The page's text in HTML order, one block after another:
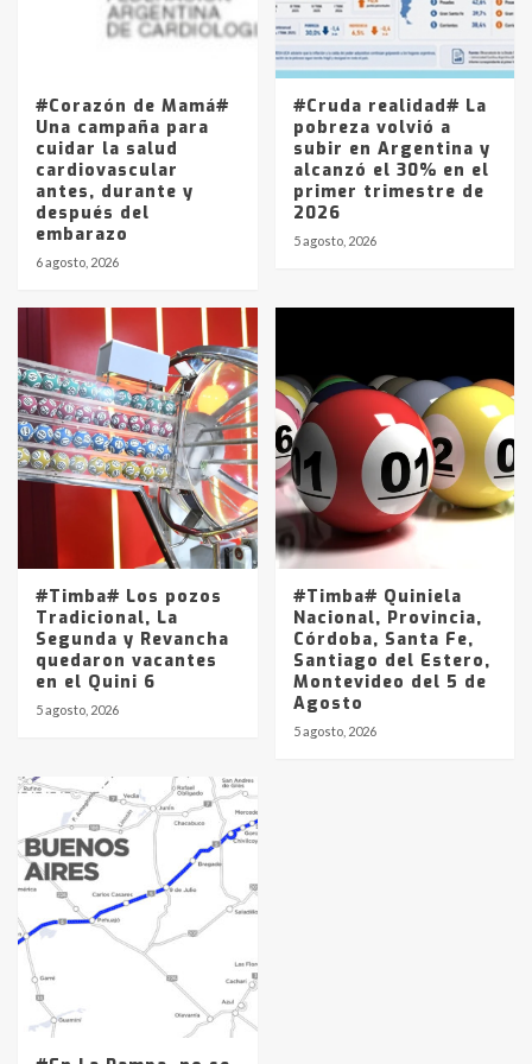
Los precios de los combustibles en
La Pampa, desde YPF hasta Axion
entre 857 a 1338 pesos
#Corazón de Mamá#
Una campaña para
cuidar la salud
cardiovascular
antes, durante y
después del
embarazo
6 agosto, 2026
#Cruda realidad# La
pobreza volvió a
subir en Argentina y
alcanzó el 30% en el
primer trimestre de
2026
5 agosto, 2026
#Timba# Los pozos
Tradicional, La
Segunda y Revancha
quedaron vacantes
en el Quini 6
5 agosto, 2026
#Timba# Quiniela
Nacional, Provincia,
Córdoba, Santa Fe,
Santiago del Estero,
Montevideo del 5 de
Agosto
5 agosto, 2026